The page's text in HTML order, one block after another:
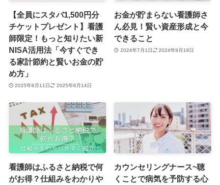
【全員にスタバ1,500円分
チケットプレゼント】看護
師限定！もっと知りたい新
NISA活用法「今すぐでき
る家計節約と賢いお金の貯
め方」
2025年8月11日 2025年8月14日
お金が貯まらない看護師さ
ん必見！賢い資産形成と今
できること
2024年7月1日 2024年9月19日
看護師はふるさと納税で何
がお得？仕組みをわかりや
カウンセリングナース~聴
くことで病気を予防する心